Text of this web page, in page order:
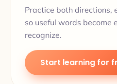
Practice both directions,
so useful words become
recognize.
Start learning for